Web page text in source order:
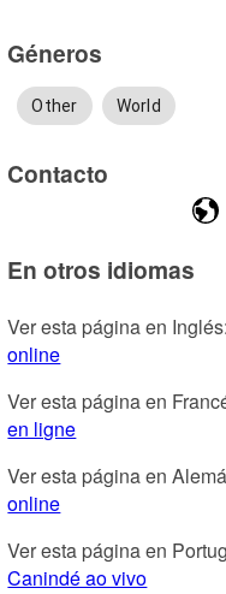
Géneros
Other World
Contacto
En otros idiomas
Ver esta página en Inglés:
online
Ver esta página en
en ligne
Ver esta página en
online
Ver esta página en
Canindé ao vivo